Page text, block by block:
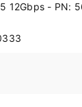
12Gbps - PN: